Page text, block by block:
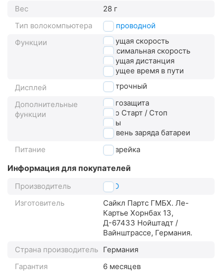
Вес
28 г
Тип волокомпьютера
беспроводной
Функции
текущая скорость
максимальная скорость
текущая дистанция
текущее время в пути
Дисплей
3-строчный
Дополнительные
функции
влагозащита
авто Старт / Стоп
часы
уровень заряда батареи
Питание
батарейка
Информация для покупателей
Производитель
VDO
Изготовитель
Сайкл Партс ГМБХ. Ле-
Картье Хорнбах 13,
Д-67433 Нойштадт /
Вайнштрассе, Германия.
Страна производитель Германия
Гарантия
6 месяцев